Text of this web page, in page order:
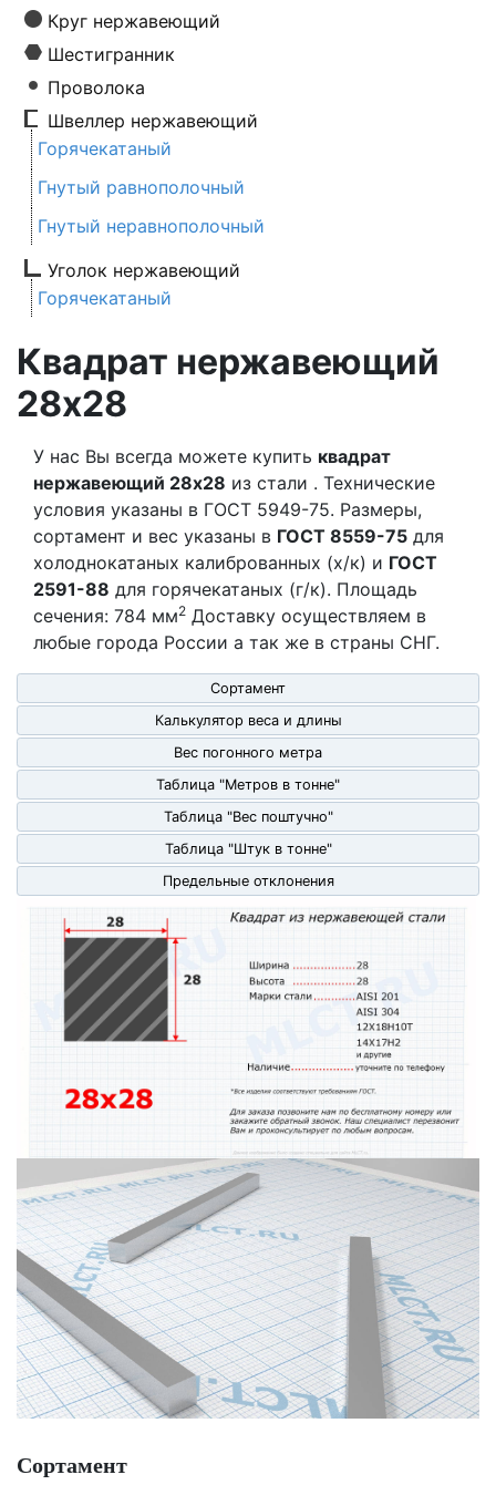
Круг нержавеющий
Шестигранник
Проволока
Швеллер нержавеющий
Горячекатаный
Гнутый равнополочный
Гнутый неравнополочный
Уголок нержавеющий
Горячекатаный
Квадрат нержавеющий
28х28
У нас Вы всегда можете купить квадрат
нержавеющий 28х28 из стали . Технические
условия указаны в ГОСТ 5949-75. Размеры,
сортамент и вес указаны в ГОСТ 8559-75 для
холоднокатаных калиброванных (х/к) и ГОСТ
2591-88 для горячекатаных (г/к). Площадь
сечения: 784 мм2 Доставку осуществляем в
любые города России а так же в страны СНГ.
Сортамент
Калькулятор веса и длины
Вес погонного метра
Таблица "Метров в тонне"
Таблица "Вес поштучно"
Таблица "Штук в тонне"
Предельные отклонения
Сортамент